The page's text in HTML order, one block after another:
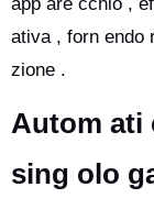
ativa , forn endo
zione .
Autom ati
sing olo